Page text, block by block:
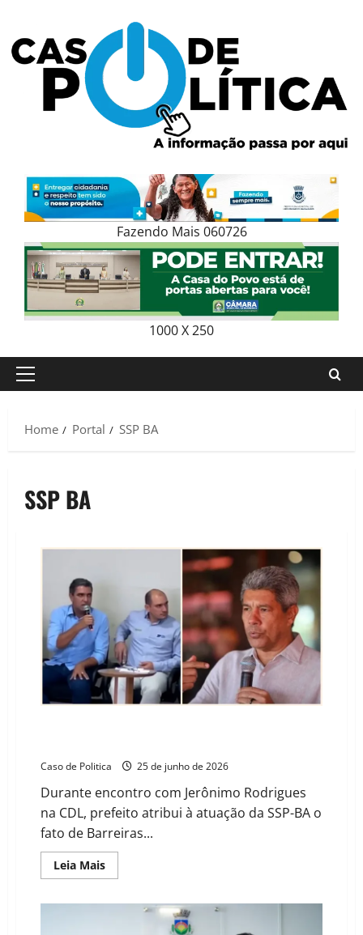
content
Fazendo Mais 060726
1000 X 250
Primary
Home
Portal SSP BA
SSP BA
Caso de Politica 25 de junho de 2026
Durante encontro com Jerônimo Rodrigues
na CDL, prefeito atribui à atuação da SSP-BA o
fato de Barreiras...
Leia MaisRead
more
reconhece